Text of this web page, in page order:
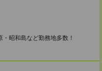
・昭和島など勤務地多数！